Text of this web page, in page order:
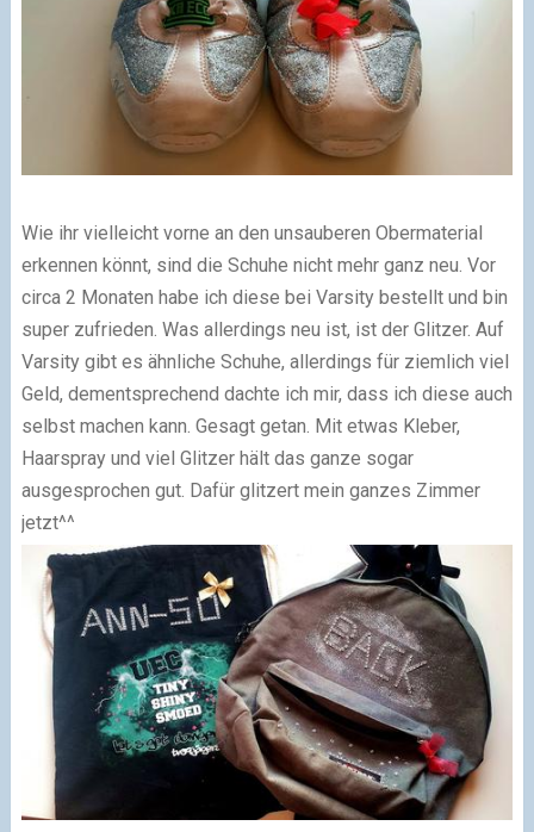
Wie ihr vielleicht vorne an den unsauberen Obermaterial
erkennen könnt, sind die Schuhe nicht mehr ganz neu. Vor
circa 2 Monaten habe ich diese bei Varsity bestellt und bin
super zufrieden. Was allerdings neu ist, ist der Glitzer. Auf
Varsity gibt es ähnliche Schuhe, allerdings für ziemlich viel
Geld, dementsprechend dachte ich mir, dass ich diese auch
selbst machen kann. Gesagt getan. Mit etwas Kleber,
Haarspray und viel Glitzer hält das ganze sogar
ausgesprochen gut. Dafür glitzert mein ganzes Zimmer
jetzt^^